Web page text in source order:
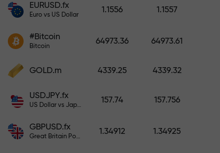
مطبعياً. كلما زاد مبلغ الإيداع، زادت
EURUSD.fx
Euro vs US Dollar
1.1556 1.1557
#Bitcoin
Bitcoin
64973.36 64973.61
GOLD.m 4339.25 4339.32
USDJPY.fx
US Dollar vs Japanese Yen
157.74 157.756
GBPUSD.fx
Great Britain Pound vs US Dollar
1.34912 1.34925